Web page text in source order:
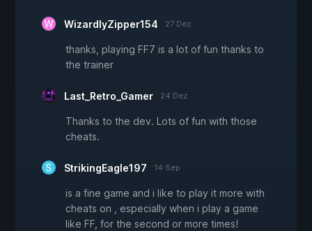
WizardlyZipper154 27 Dez
thanks, playing FF7 is a lot of fun thanks to
the trainer
Last_Retro_Gamer 24 Dez
Thanks to the dev. Lots of fun with those
cheats.
StrikingEagle197 14 Sep
is a fine game and i like to play it more with
cheats on , especially when i play a game
like FF, for the second or more times!